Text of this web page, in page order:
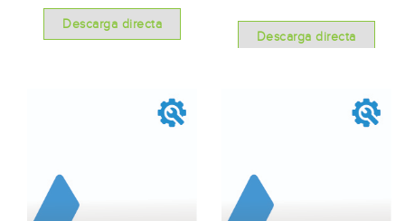
Descarga directa
Descarga directa